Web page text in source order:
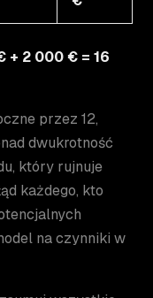
+ 2 000 € = 16
przez 12,
dwukrotność
który rujnuje
każdego, kto
na czynniki w